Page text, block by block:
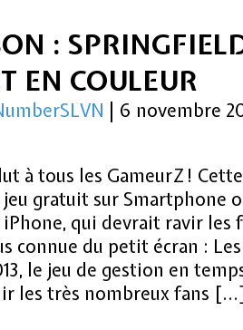
:
EN COULEUR
6 novembre
à tous les GameurZ !
jeu gratuit sur Smartphone
iPhone, qui devrait ravir les
connue du petit écran :
le jeu de gestion en
les très nombreux fans